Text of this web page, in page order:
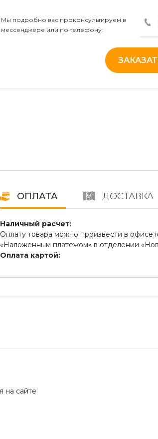
Мы подробно вас проконсультируем в
мессенджере или по телефону:
ОПЛАТА ДОСТАВКА
Наличный расчет:
Оплату товара можно произвести в офисе
«Наложенным платежом» в отделении
Оплата картой:
платежные терминалы) и «Райффайзен
Безналичная оплата на расчетный счет.
на сайте